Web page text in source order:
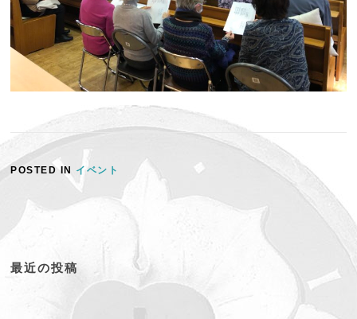
POSTED IN イベント
最近の投稿